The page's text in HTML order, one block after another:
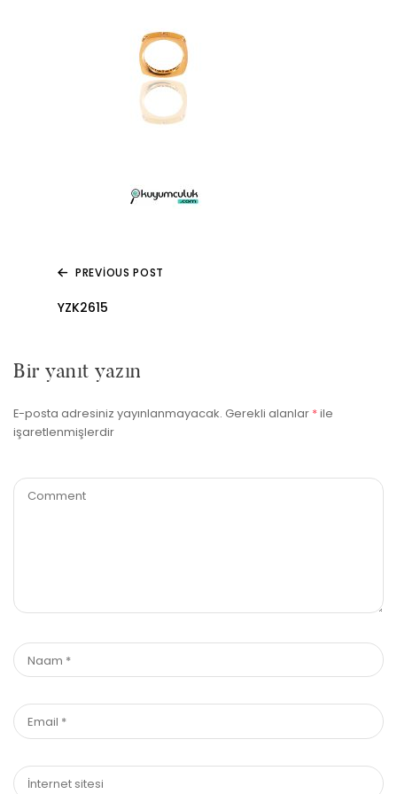
PREVIOUS POST
YZK2615
Bir yanıt yazın
E-posta adresiniz yayınlanmayacak. Gerekli alanlar *ile
işaretlenmişlerdir